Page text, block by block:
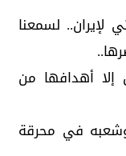
لإيران.. لسمعنا
إلا أهدافها من
وشعبه في محرقة